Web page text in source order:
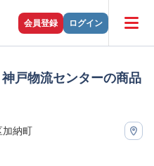
会員登録 ログイン
戸物流センターの商品
加納町